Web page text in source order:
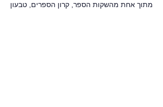
מתוך אחת מהשקות הספר, קרון הספרים, טבעון